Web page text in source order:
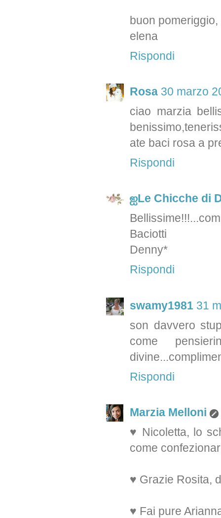
buon pomeriggio,
elena
Rispondi
Rosa 30 marzo
ciao marzia
ate baci rosa a
Rispondi
ஐLe Chicche di
Baciotti
Denny*
Rispondi
swamy1981 31
son davvero
come
Rispondi
Marzia Melloni
♥ Nicoletta, lo
come
♥ Grazie Rosita,
♥ Fai pure